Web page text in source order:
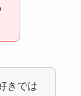
きでは